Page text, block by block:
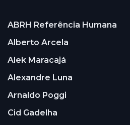
ABRH Referência Humana
Alberto Arcela
Alek Maracajá
Alexandre Luna
Arnaldo Poggi
Cid Gadelha